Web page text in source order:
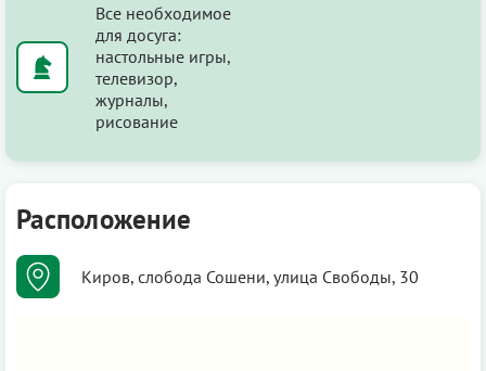
Все необходимое
для досуга:
настольные игры,
телевизор,
журналы,
рисование
Расположение
Киров, слобода Сошени, улица Свободы, 30